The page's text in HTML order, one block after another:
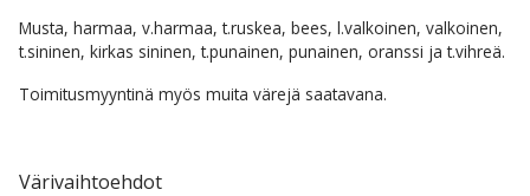
Musta, harmaa, v.harmaa, t.ruskea, bees, l.valkoinen, valkoinen,
t.sininen, kirkas sininen, t.punainen, punainen, oranssi ja t.vihreä.
Toimitusmyyntinä myös muita värejä saatavana.
Värivaihtoehdot